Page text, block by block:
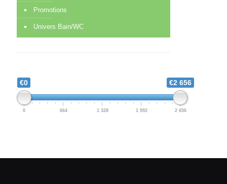
Promotions
Univers Bain/WC
€0 €2 656
0 664 1 328 1 992 2 656